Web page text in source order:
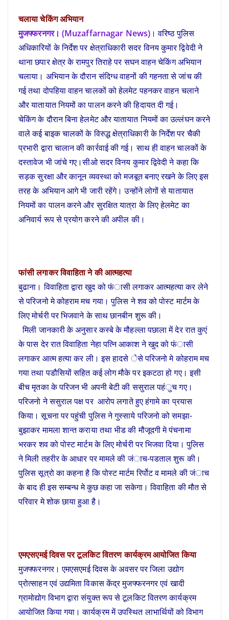
चलाया चेकिंग अभियान
मुजफ्फरनगर। (Muzaffarnagar News) । वरिष्ठ पुलिस
अधिकारियों के निर्देश पर क्षेत्राधिकारी सदर विनय कुमार द्विवेदी ने
थाना छपार क्षेत्र के रामपुर तिराहे पर सघन वाहन चेकिंग अभियान
चलाया। अभियान के दौरान संदिग्ध वाहनों की गहनता से जांच की
गई तथा दोपहिया वाहन चालकों को हेलमेट पहनकर वाहन चलाने
और यातायात नियमों का पालन करने की हिदायत दी गई।
चेकिंग के दौरान बिना हेलमेट और यातायात नियमों का उल्लंघन करने
वाले कई बाइक चालकों के विरुद्ध क्षेत्राधिकारी के निर्देश पर चैकी
प्रभारी द्वारा चालान की कार्रवाई की गई। साथ ही वाहन चालकों के
दस्तावेज भी जांचे गए।सीओ सदर विनय कुमार द्विवेदी ने कहा कि
सड़क सुरक्षा और कानून व्यवस्था को मजबूत बनाए रखने के लिए इस
तरह के अभियान आगे भी जारी रहेंगे। उन्होंने लोगों से यातायात
नियमों का पालन करने और सुरक्षित यात्रा के लिए हेलमेट का
अनिवार्य रूप से प्रयोग करने की अपील की।
फांसी लगाकर विवाहिता ने की आत्महत्या
बुढाना। विवाहिता द्वारा खुद को फंासी लगाकर आत्महत्या कर लेने
से परिजनो मे कोहराम मच गया। पुलिस ने शव को पोस्ट मार्टम के
लिए मोर्चरी पर भिजवाने के साथ छानबीन शुरू की।
मिली जानकारी के अनुसार कस्बे के मौहल्ला पछाला में देर रात कुएं
के पास देर रात विवाहिता नेहा पत्नि आकाश ने खुद को फंासी
लगाकर आत्म हत्या कर ली। इस हादसे ेसे परिजनो मे कोहराम मच
गया तथा पडौसियों सहित कई लोग मौके पर इकटठा हो गए। इसी
बीच मृतका के परिजन भी अपनी बेटी की ससुराल पहंुच गए।
परिजनो ने ससुराल पक्ष पर आरोप लगाते हुए हंगामे का प्रयास
किया। सूचना पर पहुंची पुलिस ने गुस्साये परिजनो को समझा-
बुझाकर मामला शान्त कराया तथा भीड की मौजूदगी मे पंचनामा
भरकर शव को पोस्ट मार्टम के लिए मोर्चरी पर भिजवा दिया। पुलिस
ने मिली तहरीर के आधार पर मामले की जंाच-पडताल शुरू की।
पुलिस सूत्रो का कहना है कि पोस्ट मार्टम रिर्पोट व मामले की जंाच
के बाद ही इस सम्बन्ध मे कुछ कहा जा सकेगा। विवाहिता की मौत से
परिवार मे शोक छाया हुआ है।
एमएसएमई दिवस पर टूलकिट वितरण कार्यक्रम आयोजित किया
मुजफ्फरनगर। एमएसएमई दिवस के अवसर पर जिला उद्योग
प्रोत्साहन एवं उद्यमिता विकास केंद्र मुजफ्फरनगर एवं खादी
ग्रामोद्योग विभाग द्वारा संयुक्त रूप से टूलकिट वितरण कार्यक्रम
आयोजित किया गया। कार्यक्रम में उपस्थित लाभार्थियों को विभाग